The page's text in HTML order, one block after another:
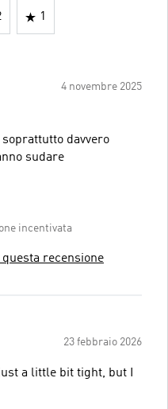
1
4 novembre 2025
davvero
sudare
incentivata
questa recensione
23 febbraio 2026
a little bit tight, but I